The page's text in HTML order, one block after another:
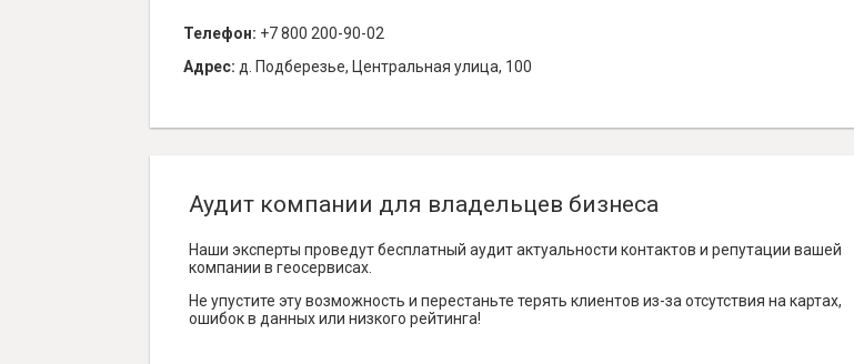
Телефон: +7 800 200-90-02
Адрес: д. Подберезье, Центральная улица, 100
Аудит компании для владельцев бизнеса
Наши эксперты проведут бесплатный аудит актуальности контактов и репутации вашей
компании в геосервисах.
Не упустите эту возможность и перестаньте терять клиентов из-за отсутствия на картах,
ошибок в данных или низкого рейтинга!